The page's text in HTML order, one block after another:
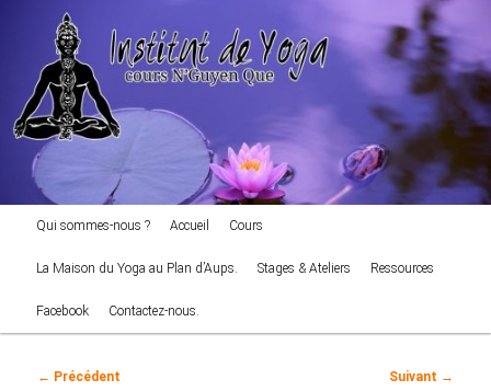
principal
Institut de Yoga
cours NGuyen Que
Qui sommes-nous ? Accueil Cours
La Maison du Yoga au Plan d’Aups. Stages & Ateliers Ressources
Facebook Contactez-nous.
Navigation
← Précédent Suivant →